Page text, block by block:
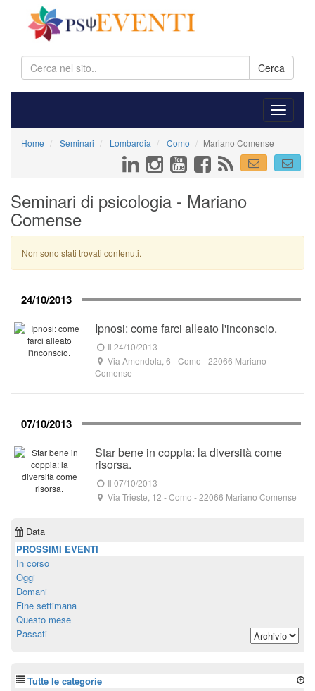
Cerca
Home Seminari Lombardia Como Mariano Comense
Seminari di psicologia - Mariano
Comense
Non sono stati trovati contenuti.
24/10/2013
Ipnosi: come farci alleato l'inconscio.
Il 24/10/2013
Via Amendola, 6 - Como -22066 Mariano
Comense
07/10/2013
Star bene in coppia: la diversità come
risorsa.
Il 07/10/2013
Via Trieste, 12 - Como -22066 Mariano Comense
Data
PROSSIMI EVENTI
In corso
Oggi
Domani
Fine settimana
Questo mese
Passati
Tutte le categorie